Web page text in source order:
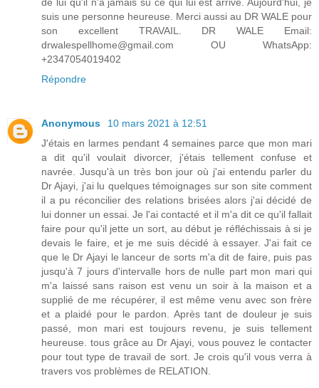
suis une personne heureuse. Merci aussi au DR WALE pour
son excellent TRAVAIL. DR WALE Email:
drwalespellhome@gmail.com OU WhatsApp:
+2347054019402
Répondre
Anonymous
10 mars 2021 à 12:51
J'étais en larmes pendant 4 semaines parce que mon mari
a dit qu'il voulait divorcer, j'étais tellement confuse et
navrée. Jusqu'à un très bon jour où j'ai entendu parler du
Dr Ajayi, j'ai lu quelques témoignages sur son site comment
il a pu réconcilier des relations brisées alors j'ai décidé de
lui donner un essai. Je l'ai contacté et il m'a dit ce qu'il fallait
faire pour qu'il jette un sort, au début je réfléchissais à si je
devais le faire, et je me suis décidé à essayer. J'ai fait ce
que le Dr Ajayi le lanceur de sorts m'a dit de faire, puis pas
jusqu'à 7 jours d'intervalle hors de nulle part mon mari qui
m'a laissé sans raison est venu un soir à la maison et a
supplié de me récupérer, il est même venu avec son frère
et a plaidé pour le pardon. Après tant de douleur je suis
passé, mon mari est toujours revenu, je suis tellement
heureuse. tous grâce au Dr Ajayi, vous pouvez le contacter
pour tout type de travail de sort. Je crois qu'il vous verra à
travers vos problèmes de RELATION.